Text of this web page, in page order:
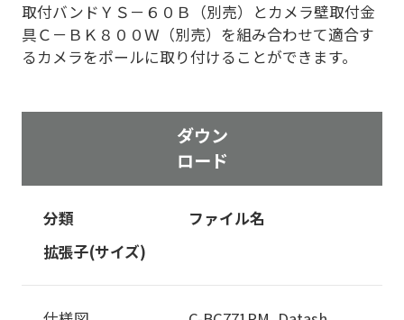
取付バンドＹＳ－６０Ｂ（別売）とカメラ壁取付金
具Ｃ－ＢＫ８００Ｗ（別売）を組み合わせて適合す
るカメラをポールに取り付けることができます。
ダウン
ロード
分類
ファイル名
拡張子(サイズ)